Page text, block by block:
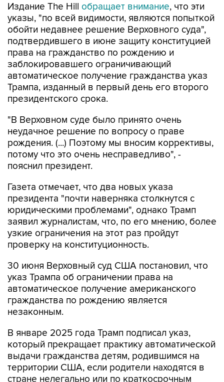
Издание The Hill обращает внимание, что эти
указы, "по всей видимости, являются попыткой
обойти недавнее решение Верховного суда",
подтвердившего в июне защиту конституцией
права на гражданство по рождению и
заблокировавшего ограничивающий
автоматическое получение гражданства указ
Трампа, изданный в первый день его второго
президентского срока.
"В Верховном суде было принято очень
неудачное решение по вопросу о праве
рождения. (...) Поэтому мы вносим коррективы,
потому что это очень несправедливо", -
пояснил президент.
Газета отмечает, что два новых указа
президента "почти наверняка столкнутся с
юридическими проблемами", однако Трамп
заявил журналистам, что, по его мнению, более
узкие ограничения на этот раз пройдут
проверку на конституционность.
30 июня Верховный суд США постановил, что
указ Трампа об ограничении права на
автоматическое получение американского
гражданства по рождению является
незаконным.
В январе 2025 года Трамп подписал указ,
который прекращает практику автоматической
выдачи гражданства детям, родившимся на
территории США, если родители находятся в
стране нелегально или по краткосрочным